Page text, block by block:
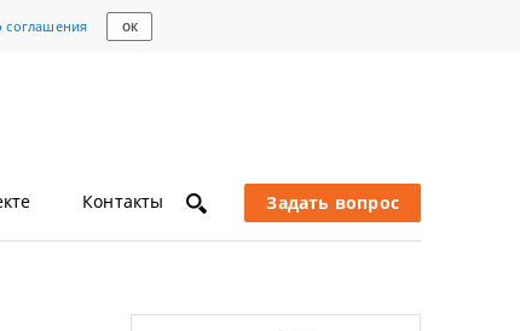
соглашения ОК
Контакты Задать вопрос